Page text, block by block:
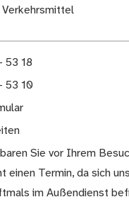
53 18
53 10
Sie vor Ihrem
einen Termin, da sich
im Außendienst